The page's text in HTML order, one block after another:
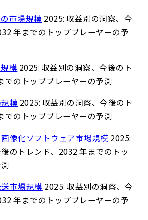
市場規模 2025: 収益別の洞察、今
年までのトッププレーヤーの予
模 2025: 収益別の洞察、今後のト
でのトッププレーヤーの予測
模 2025: 収益別の洞察、今後のト
でのトッププレーヤーの予測
像化ソフトウェア市場規模 2025:
のトレンド、2032 年までのトッ
市場規模 2025: 収益別の洞察、今
年までのトッププレーヤーの予